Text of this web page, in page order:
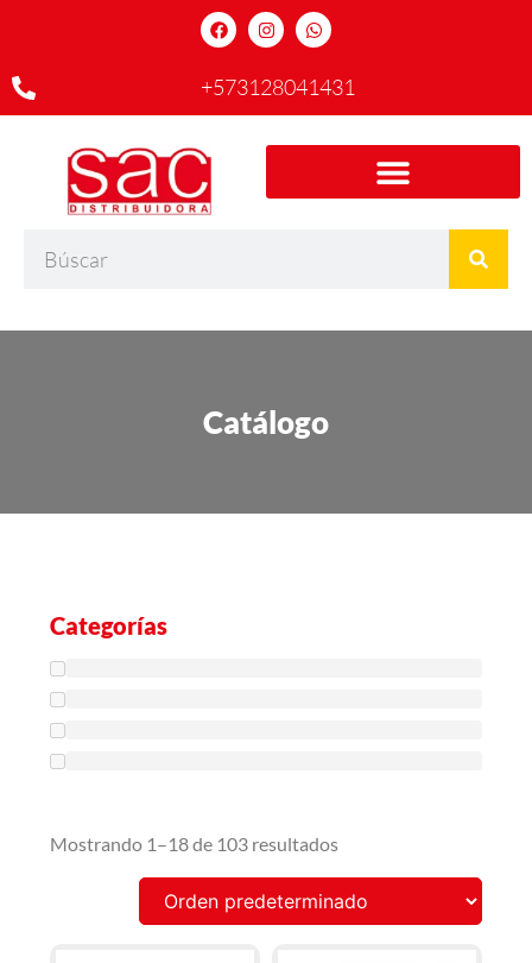
+573128041431
Catálogo
Categorías
Mostrando 1–18 de 103 resultados